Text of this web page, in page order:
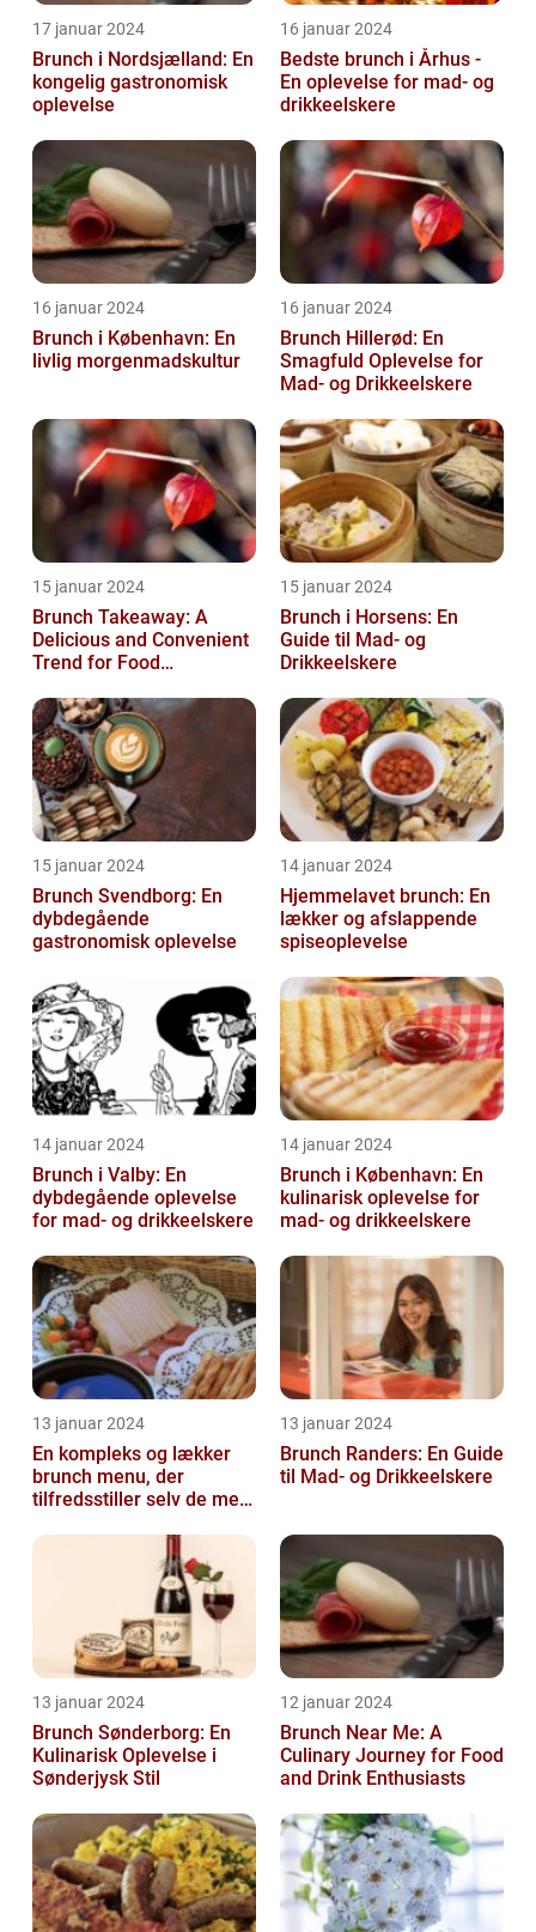
17 januar 2024
Brunch i Nordsjælland: En
kongelig gastronomisk
oplevelse
16 januar 2024
Bedste brunch i Århus -
En oplevelse for mad- og
drikkeelskere
16 januar 2024
Brunch i København: En
livlig morgenmadskultur
16 januar 2024
Brunch Hillerød: En
Smagfuld Oplevelse for
Mad- og Drikkeelskere
15 januar 2024
Brunch Takeaway: A
Delicious and Convenient
Trend for Food
15 januar 2024
Brunch i Horsens: En
Guide til Mad- og
Drikkeelskere
15 januar 2024
Brunch Svendborg: En
dybdegående
gastronomisk oplevelse
14 januar 2024
Hjemmelavet brunch: En
lækker og afslappende
spiseoplevelse
14 januar 2024
Brunch i Valby: En
dybdegående oplevelse
for mad- og drikkeelskere
14 januar 2024
Brunch i København: En
kulinarisk oplevelse for
mad- og drikkeelskere
13 januar 2024
En kompleks og lækker
brunch menu, der
tilfredsstiller selv de mest
13 januar 2024
Brunch Randers: En Guide
til Mad- og Drikkeelskere
13 januar 2024
Brunch Sønderborg: En
Kulinarisk Oplevelse i
Sønderjysk Stil
12 januar 2024
Brunch Near Me: A
Culinary Journey for Food
and Drink Enthusiasts